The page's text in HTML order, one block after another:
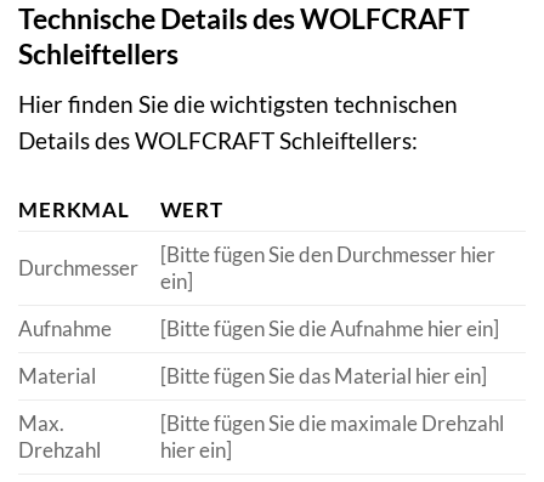
Technische Details des WOLFCRAFT
Schleiftellers
Hier finden Sie die wichtigsten technischen
Details des WOLFCRAFT Schleiftellers:
MERKMAL WERT
Durchmesser
[Bitte fügen Sie den Durchmesser hier
ein]
Aufnahme
[Bitte fügen Sie die Aufnahme hier ein]
Material
[Bitte fügen Sie das Material hier ein]
Max.
Drehzahl
[Bitte fügen Sie die maximale Drehzahl
hier ein]